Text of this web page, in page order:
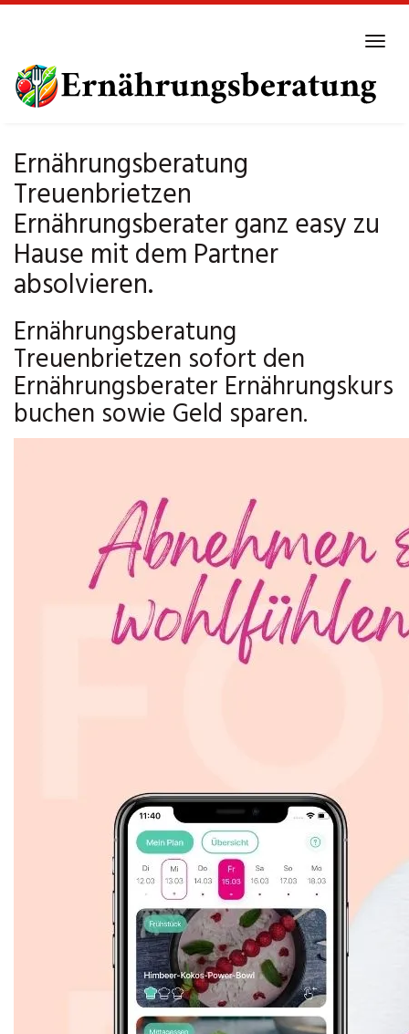
main
content
Ernährungsberatung
Treuenbrietzen
Ernährungsberater ganz easy zu
Hause mit dem Partner
absolvieren.
Ernährungsberatung
Treuenbrietzen sofort den
Ernährungsberater Ernährungskurs
buchen sowie Geld sparen.